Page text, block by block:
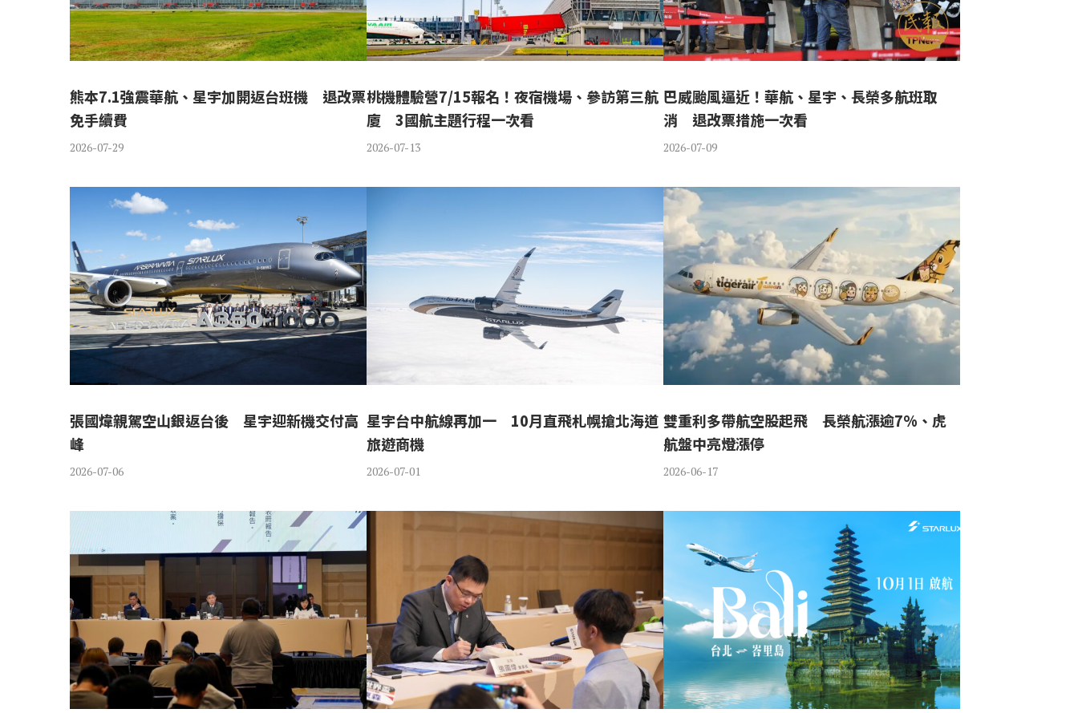
熊本7.1強震華航、星宇加開返台班機 退改票
免手續費
2026-07-29
桃機體驗營7/15報名！夜宿機場、參訪第三航
廈 3國航主題行程一次看
2026-07-13
巴威颱風逼近！華航、星宇、長榮多航班取
消 退改票措施一次看
2026-07-09
張國煒親駕空山銀返台後 星宇迎新機交付高
峰
2026-07-06
星宇台中航線再加一 10月直飛札幌搶北海道
旅遊商機
2026-07-01
雙重利多帶航空股起飛 長榮航漲逾7%、虎
航盤中亮燈漲停
2026-06-17